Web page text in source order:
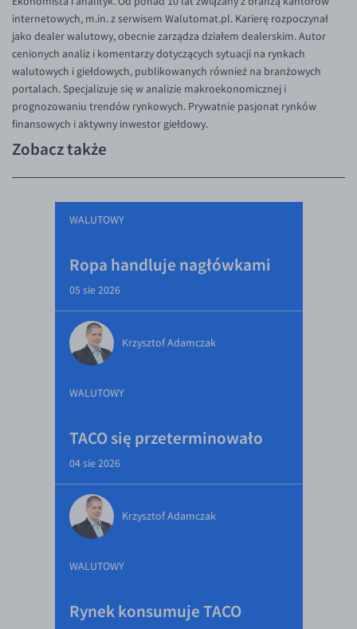
internetowych, m.in. z serwisem Walutomat.pl. Karierę rozpoczynał
jako dealer walutowy, obecnie zarządza działem dealerskim. Autor
cenionych analiz i komentarzy dotyczących sytuacji na rynkach
walutowych i giełdowych, publikowanych również na branżowych
portalach. Specjalizuje się w analizie makroekonomicznej i
prognozowaniu trendów rynkowych. Prywatnie pasjonat rynków
finansowych i aktywny inwestor giełdowy.
Zobacz także
WALUTOWY
Ropa handluje nagłówkami
05 sie 2026
Krzysztof Adamczak
WALUTOWY
TACO się przeterminowało
04 sie 2026
Krzysztof Adamczak
WALUTOWY
Rynek konsumuje TACO